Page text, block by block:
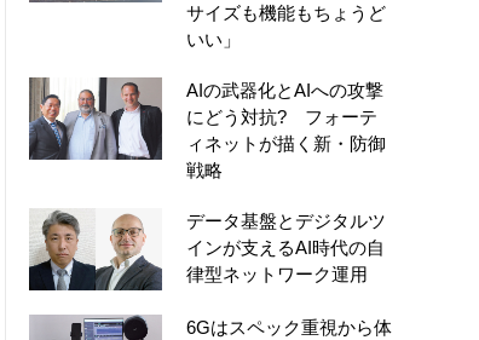
サイズも機能もちょうど
いい」
AIの武器化とAIへの攻撃
にどう対抗? フォーテ
ィネットが描く新・防御
戦略
データ基盤とデジタルツ
インが支えるAI時代の自
律型ネットワーク運用
6Gはスペック重視から体